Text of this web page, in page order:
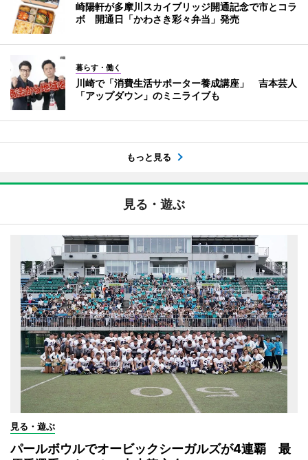
崎陽軒が多摩川スカイブリッジ開通記念で市とコラ
ボ 開通日「かわさき彩々弁当」発売
暮らす・働く
川崎で「消費生活サポーター養成講座」 吉本芸人
「アップダウン」のミニライブも
もっと見る
見る・遊ぶ
見る・遊ぶ
パールボウルでオービックシーガルズが4連覇 最